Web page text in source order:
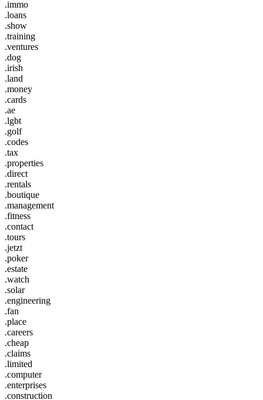
.immo
.loans
.show
.training
.ventures
.dog
.irish
.land
.money
.cards
.ae
.lgbt
.golf
.codes
.tax
.properties
.direct
.rentals
.boutique
.management
.fitness
.contact
.tours
.jetzt
.poker
.estate
.watch
.solar
.engineering
.fan
.place
.careers
.cheap
.claims
.limited
.computer
.enterprises
.construction